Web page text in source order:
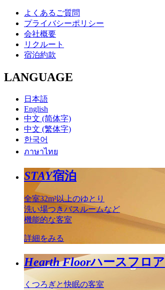
よくあるご質問
プライバシーポリシー
会社概要
リクルート
宿泊約款
LANGUAGE
日本語
English
中文 (简体字)
中文 (繁体字)
한국어
ภาษาไทย
STAY宿泊
全室32m²以上のゆとり
洗い場つきバスルームなど
機能的な客室
詳細をみる
Hearth Floorハースフロア
くつろぎと快眠の客室